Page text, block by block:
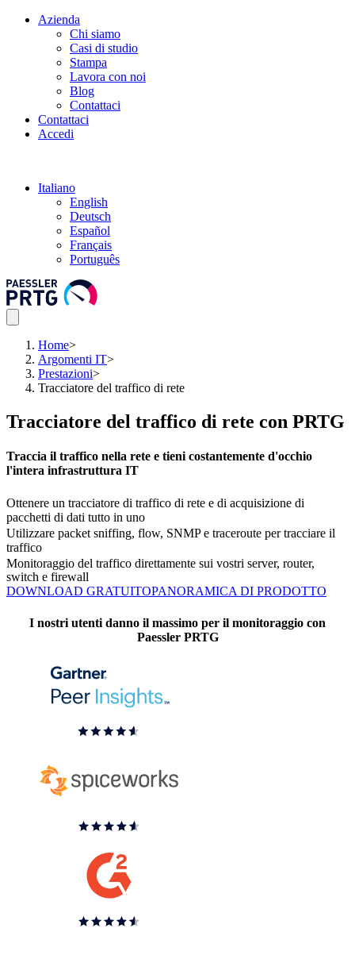
Azienda
Chi siamo
Casi di studio
Stampa
Lavora con noi
Blog
Contattaci
Contattaci
Accedi
Italiano
English
Deutsch
Español
Français
Português
Home>
Argomenti IT>
Prestazioni>
Tracciatore del traffico di rete
Tracciatore del traffico di rete con PRTG
Traccia il traffico nella rete e tieni costantemente d'occhio
l'intera infrastruttura IT
Ottenere un tracciatore di traffico di rete e di acquisizione di
pacchetti di dati tutto in uno
Utilizzare packet sniffing, flow, SNMP e traceroute per tracciare il
traffico
Monitoraggio del traffico direttamente sui vostri server, router,
switch e firewall
DOWNLOAD GRATUITOPANORAMICA DI PRODOTTO
I nostri utenti danno il massimo per il monitoraggio con
Paessler PRTG